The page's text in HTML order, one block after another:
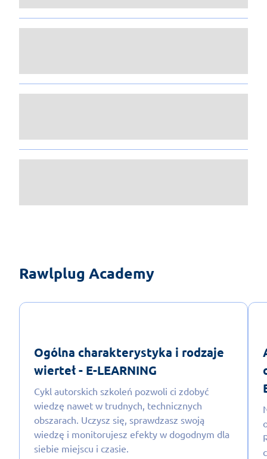
Rawlplug Academy
Ogólna charakterystyka i rodzaje
wierteł - E-LEARNING
Cykl autorskich szkoleń pozwoli ci zdobyć
wiedzę nawet w trudnych, technicznych
obszarach. Uczysz się, sprawdzasz swoją
wiedzę i monitorujesz efekty w dogodnym dla
siebie miejscu i czasie.